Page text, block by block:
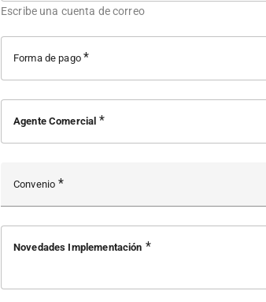
Escribe una cuenta de correo
Forma de pago
Agente Comercial
Convenio
Novedades Implementación